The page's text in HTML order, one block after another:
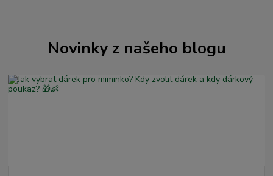
Novinky z našeho blogu